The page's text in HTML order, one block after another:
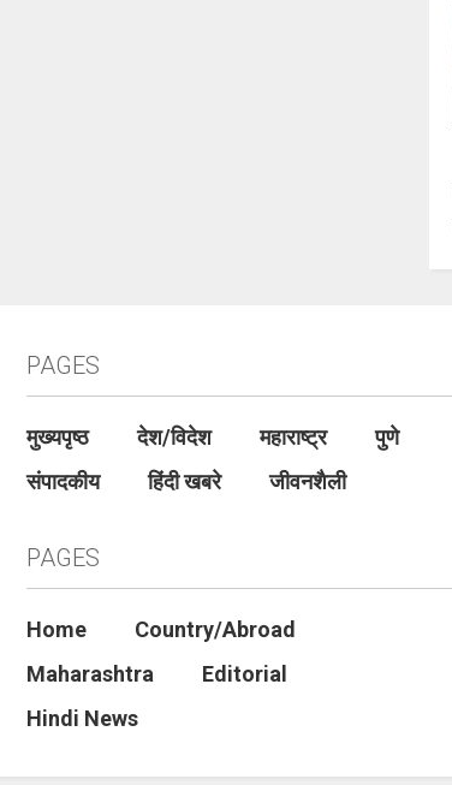
PAGES
मुख्यपृष्ठ देश/विदेश महाराष्ट्र
पुणे
संपादकीय
हिंदी खबरे जीवनशैली
PAGES
Home
Country/Abroad
Maharashtra
Editorial
Hindi News